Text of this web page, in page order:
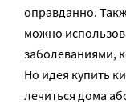
оправданно.
можно
заболеваниями,
Но идея купить
лечиться дома